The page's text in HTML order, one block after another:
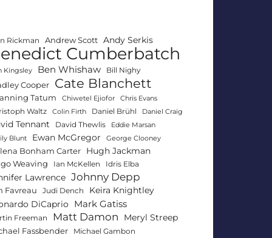
Rickman Andrew Scott Andy Serkis
Cumberbatch
Kingsley Ben Whishaw Bill Nighy
Cooper Cate Blanchett
Tatum Chiwetel Ejiofor Chris Evans
Waltz Colin Firth Daniel Brühl Daniel Craig
Tennant David Thewlis
Eddie Marsan
Blunt
Ewan McGregor George Clooney
Bonham Carter Hugh Jackman
Weaving Ian McKellen Idris Elba
Lawrence Johnny Depp
Favreau Judi Dench
Keira Knightley
DiCaprio
Mark Gatiss
Freeman Matt Damon Meryl Streep
Fassbender Michael Gambon